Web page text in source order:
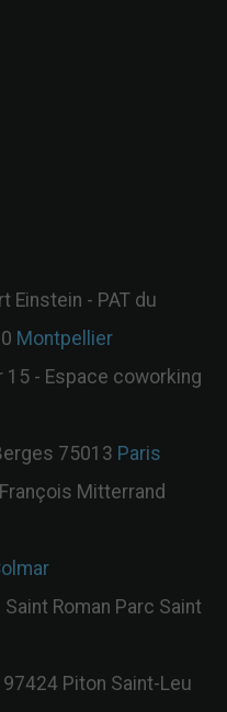
Einstein - PAT du
Montpellier
15 - Espace coworking
75013 Paris
Mitterrand
Roman Parc Saint
Piton Saint-Leu